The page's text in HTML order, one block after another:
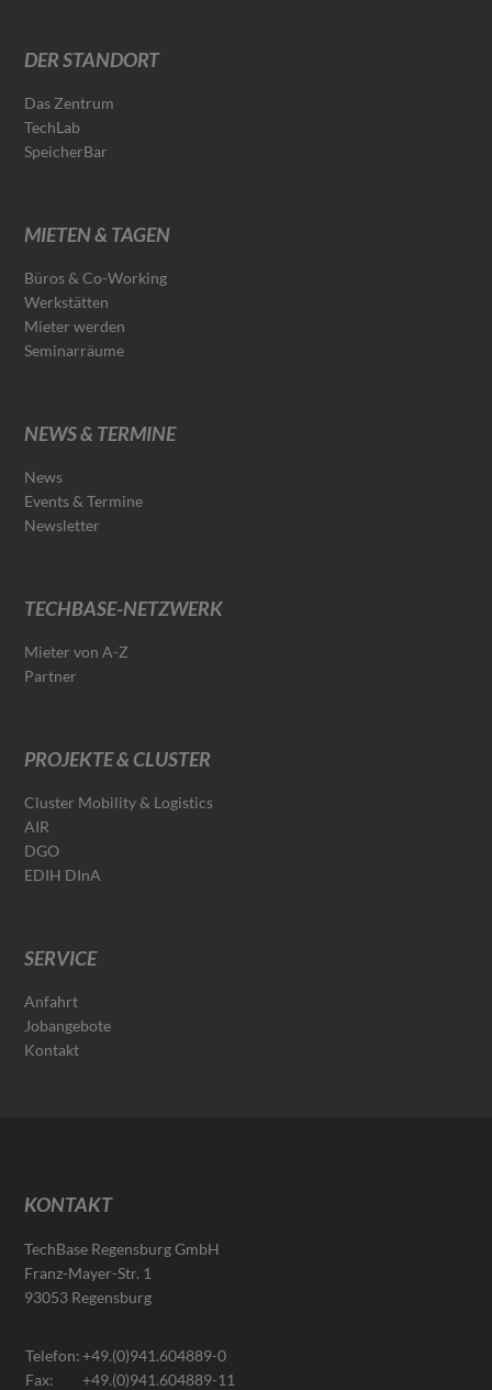
DER STANDORT
Das Zentrum
TechLab
SpeicherBar
MIETEN & TAGEN
Büros & Co-Working
Werkstätten
Mieter werden
Seminarräume
NEWS & TERMINE
News
Events & Termine
Newsletter
TECHBASE-NETZWERK
Mieter von A-Z
Partner
PROJEKTE & CLUSTER
Cluster Mobility & Logistics
AIR
DGO
EDIH DInA
SERVICE
Anfahrt
Jobangebote
Kontakt
KONTAKT
TechBase Regensburg GmbH
Franz-Mayer-Str. 1
93053 Regensburg
Telefon:
Fax:
+49.(0)941.604889-0
+49.(0)941.604889-11